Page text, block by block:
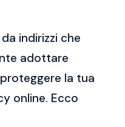
indirizzi che
adottare
la tua
online. Ecco